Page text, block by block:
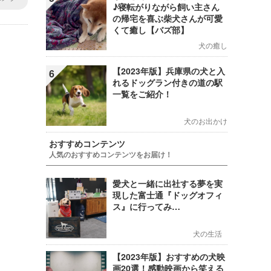
♪寝転がりながら飼い主さん
の帰宅を喜ぶ柴犬さんが可愛
くて癒し【バズ部】
犬の癒し
6
【2023年版】兵庫県の犬と入
れるドッグラン付きの道の駅
一覧をご紹介！
犬のお出かけ
おすすめコンテンツ
人気のおすすめコンテンツをお届け！
愛犬と一緒に出社する夢を実
現した富士通『ドッグオフィ
ス』に行ってみ…
犬の生活
【2023年版】おすすめの犬映
画20選！感動映画から笑える